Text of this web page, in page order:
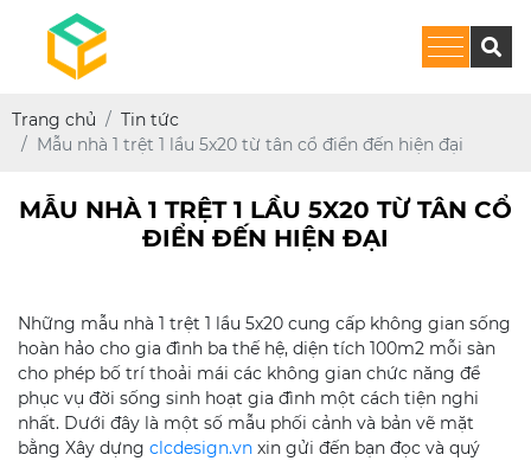
Trang chủ
Tin tức
Mẫu nhà 1 trệt 1 lầu 5x20 từ tân cổ điển đến hiện đại
MẪU NHÀ 1 TRỆT 1 LẦU 5X20 TỪ TÂN CỔ
ĐIỂN ĐẾN HIỆN ĐẠI
Những mẫu nhà 1 trệt 1 lầu 5x20 cung cấp không gian sống
hoàn hảo cho gia đình ba thế hệ, diện tích 100m2 mỗi sàn
cho phép bố trí thoải mái các không gian chức năng để
phục vụ đời sống sinh hoạt gia đình một cách tiện nghi
nhất. Dưới đây là một số mẫu phối cảnh và bản vẽ mặt
bằng Xây dựng clcdesign.vn xin gửi đến bạn đọc và quý